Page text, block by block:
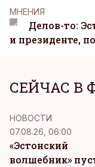
MНЕНИЯ
Делов-то:
и президенте,
СЕЙЧАС В
НОВОСТИ
07.08.26, 06:00
«Эстонский
волшебник»